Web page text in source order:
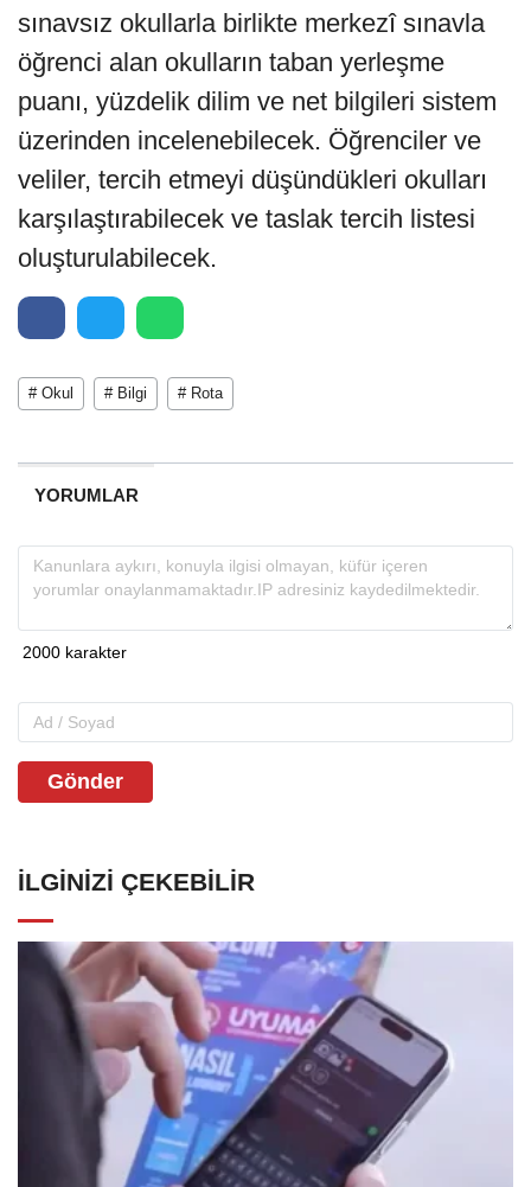
sınavsız okullarla birlikte merkezî sınavla
öğrenci alan okulların taban yerleşme
puanı, yüzdelik dilim ve net bilgileri sistem
üzerinden incelenebilecek. Öğrenciler ve
veliler, tercih etmeyi düşündükleri okulları
karşılaştırabilecek ve taslak tercih listesi
oluşturulabilecek.
# Okul # Bilgi # Rota
YORUMLAR
Gönder
İLGINIZI ÇEKEBILIR